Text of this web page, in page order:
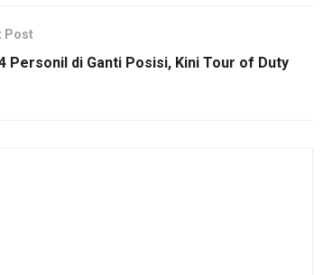
Post
Personil di Ganti Posisi, Kini Tour of Duty